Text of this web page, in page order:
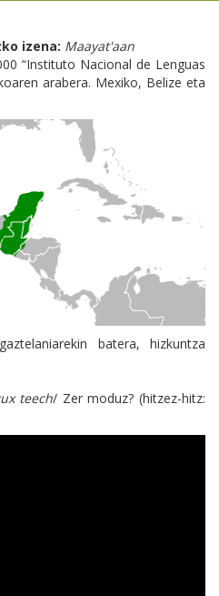
izena: Maayat'aan
“Instituto Nacional de Lenguas
arabera. Mexiko, Belize eta
batera, hizkuntza
teech/ Zer moduz? (hitzez-hitz: